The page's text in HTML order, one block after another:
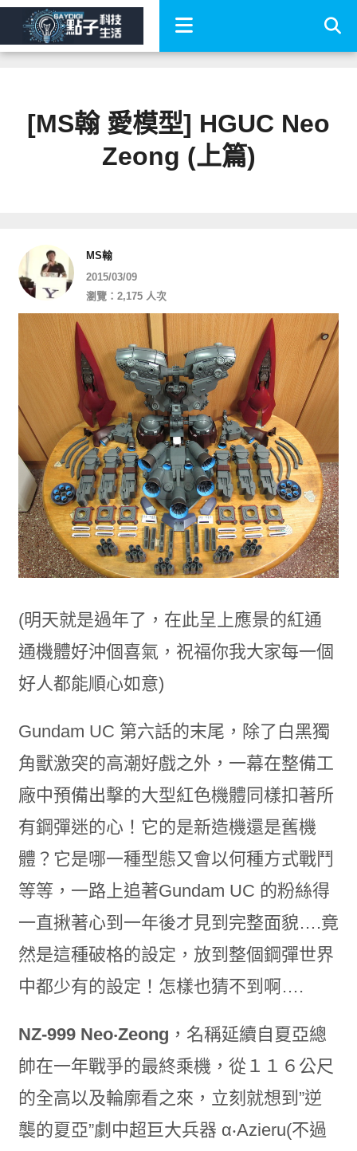
[MS翰 愛模型] HGUC Neo
Zeong (上篇)
MS翰
2015/03/09
瀏覽：2,175 人次
(明天就是過年了，在此呈上應景的紅通
通機體好沖個喜氣，祝福你我大家每一個
好人都能順心如意)
Gundam UC 第六話的末尾，除了白黑獨
角獸激突的高潮好戲之外，一幕在整備工
廠中預備出擊的大型紅色機體同樣扣著所
有鋼彈迷的心！它的是新造機還是舊機
體？它是哪一種型態又會以何種方式戰鬥
等等，一路上追著Gundam UC 的粉絲得
一直揪著心到一年後才見到完整面貌….竟
然是這種破格的設定，放到整個鋼彈世界
中都少有的設定！怎樣也猜不到啊….
NZ-999 Neo‧Zeong ，名稱延續自夏亞總
帥在一年戰爭的最終乘機，從１１６公尺
的全高以及輪廓看之來，立刻就想到”逆
襲的夏亞”劇中超巨大兵器 α‧Azieru(不過